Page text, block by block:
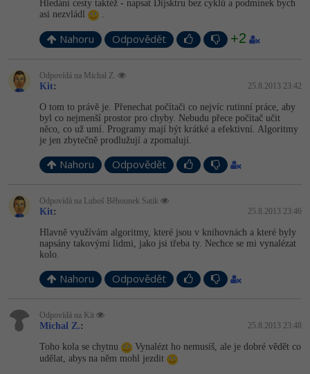
Hledání cesty taktéž - napsat Dijsktru bez cyklů a podmínek bych
asi nezvládl
.
Nahoru Odpovědět +2
Odpovídá na Michal Z.
Kit: 25.8.2013 23:42
O tom to právě je. Přenechat počítači co nejvíc rutinní práce, aby
byl co nejmenší prostor pro chyby. Nebudu přece počítač učit
něco, co už umí. Programy mají být krátké a efektivní. Algoritmy
je jen zbytečně prodlužují a zpomalují.
Nahoru Odpovědět
Odpovídá na Luboš Běhounek Satik
Kit: 25.8.2013 23:46
Hlavně využívám algoritmy, které jsou v knihovnách a které byly
napsány takovými lidmi, jako jsi třeba ty. Nechce se mi vynalézat
kolo.
Nahoru Odpovědět
Odpovídá na Kit
Michal Z.: 25.8.2013 23:48
Toho kola se chytnu
Vynalézt ho nemusíš, ale je dobré vědět co
udělat, abys na něm mohl jezdit